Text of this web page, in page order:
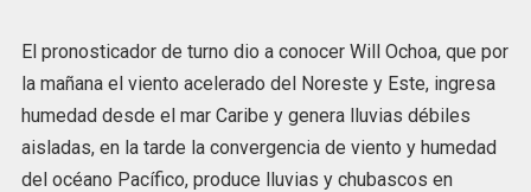
El pronosticador de turno dio a conocer Will Ochoa, que por
la mañana el viento acelerado del Noreste y Este, ingresa
humedad desde el mar Caribe y genera lluvias débiles
aisladas, en la tarde la convergencia de viento y humedad
del océano Pacífico, produce lluvias y chubascos en